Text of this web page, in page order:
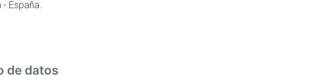
España.
de datos